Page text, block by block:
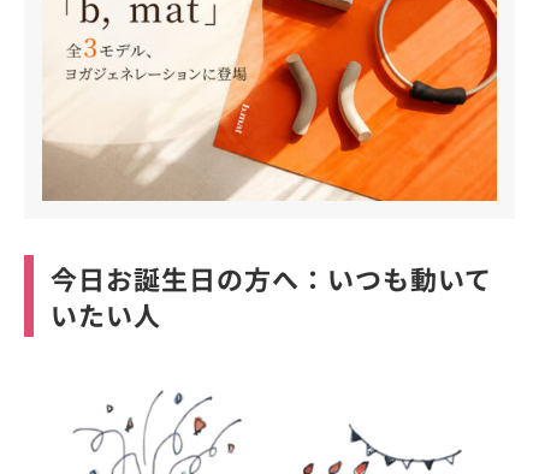
今日お誕生日の方へ：いつも動いて
いたい人